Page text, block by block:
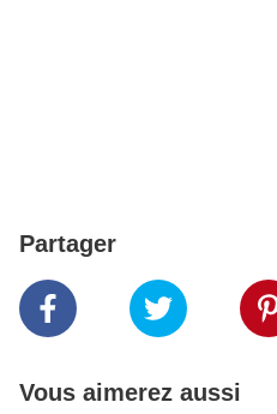
Partager
Vous aimerez aussi